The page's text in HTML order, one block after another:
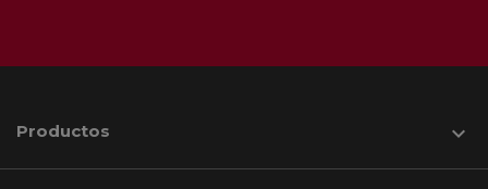
Productos 